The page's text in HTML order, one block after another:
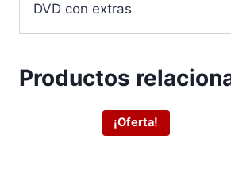
DVD con extras
Productos
¡Oferta!